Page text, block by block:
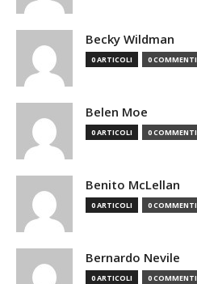
Becky Wildman
0 ARTICOLI 0 COMMENTI
Belen Moe
0 ARTICOLI 0 COMMENTI
Benito McLellan
0 ARTICOLI 0 COMMENTI
Bernardo Nevile
0 ARTICOLI 0 COMMENTI